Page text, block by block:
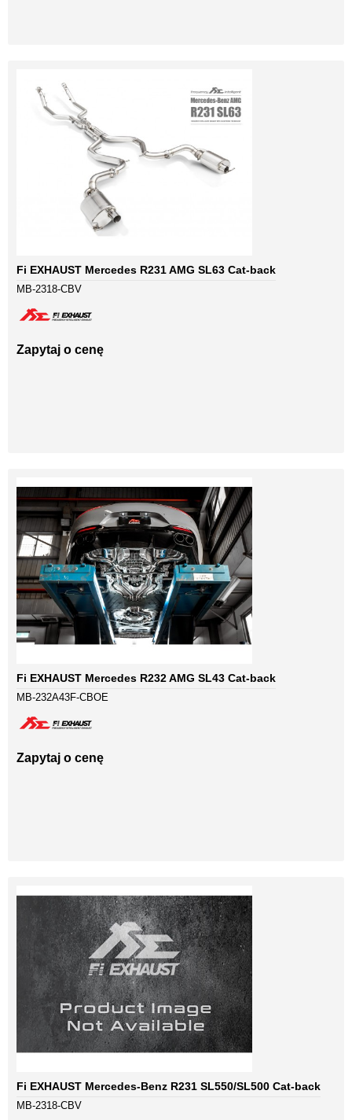
Fi EXHAUST Mercedes R231 AMG SL63 Cat-back
MB-2318-CBV
Zapytaj o cenę
Fi EXHAUST Mercedes R232 AMG SL43 Cat-back
MB-232A43F-CBOE
Zapytaj o cenę
Fi EXHAUST Mercedes-Benz R231 SL550/SL500 Cat-back
MB-2318-CBV